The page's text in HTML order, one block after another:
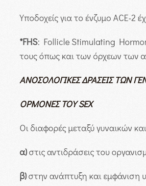
Υποδοχείς για το ένζυμο ACE-
*FHS: Follicle Stimulating
τους όπως και των όρχεων των
ΑΝΟΣΟΛΟΓΙΚΕΣ ΔΡΑΣΕΙΣ ΤΩΝ
ΟΡΜΟΝΕΣ ΤΟΥSEX
Οι διαφορές μεταξύ γυναικών
α)στις αντιδράσεις του
β)στην ανάπτυξη και εμφάνιση